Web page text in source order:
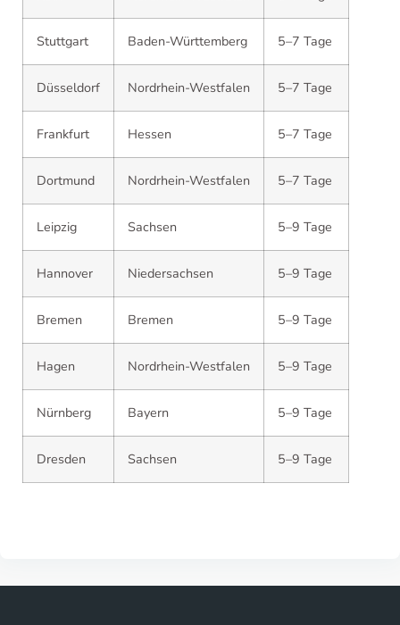
Stuttgart Baden-Württemberg 5–7 Tage
Düsseldorf Nordrhein-Westfalen 5–7 Tage
Frankfurt Hessen 5–7 Tage
Dortmund Nordrhein-Westfalen 5–7 Tage
Leipzig Sachsen 5–9 Tage
Hannover Niedersachsen 5–9 Tage
Bremen Bremen 5–9 Tage
Hagen Nordrhein-Westfalen 5–9 Tage
Nürnberg Bayern 5–9 Tage
Dresden Sachsen 5–9 Tage